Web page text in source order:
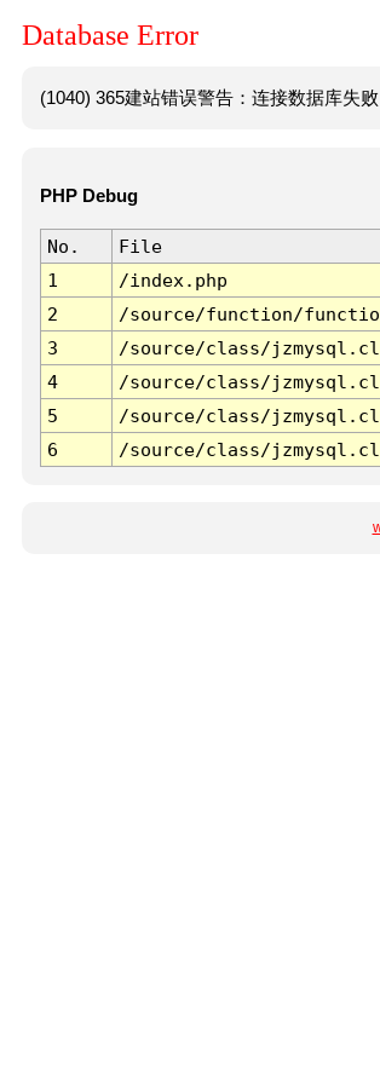
Database Error
(1040) 365建站错误警告：连接数据库失
PHP Debug
No. File
1
/index.php
2
/source/function/
3
/source/class/
4
/source/class/
5
/source/class/
6
/source/class/